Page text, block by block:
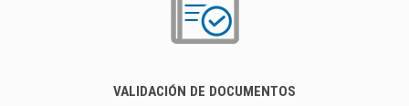
VALIDACIÓN DE DOCUMENTOS